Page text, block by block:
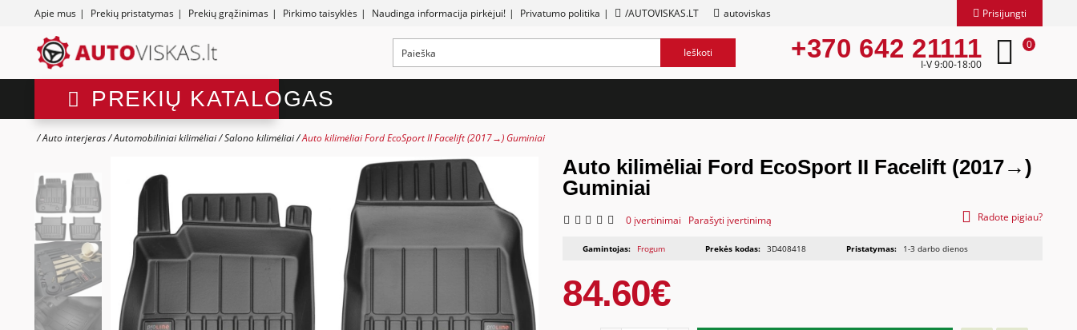
Apie mus | Prekių pristatymas | Prekių grąžinimas | Pirkimo taisyklės | Naudinga informacija pirkėjui! | Privatumo politika | /AUTOVISKAS.LT autoviskas Prisijungti
Ieškoti +370 642 21111
I-V 9:00-18:00
0
PREKIŲ KATALOGAS
Auto interjeras Automobiliniai kilimėliai Salono kilimėliai Auto kilimėliai Ford EcoSport II Facelift (2017→) Guminiai
Auto kilimėliai Ford EcoSport II Facelift (2017→)
Guminiai
0 įvertinimai Parašyti įvertinimą Radote pigiau?
Gamintojas: Frogum Prekės kodas: 3D408418 Pristatymas: 1-3 darbo dienos
84.60€